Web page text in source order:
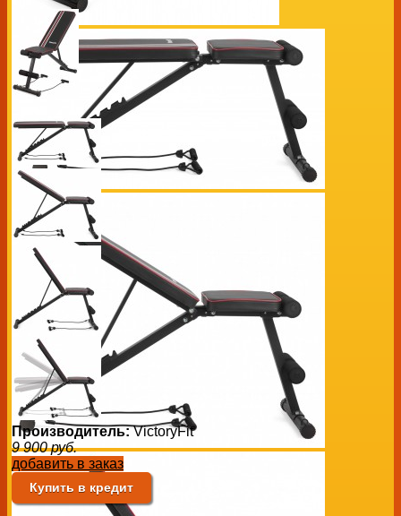
Производитель:VictoryFit
9 900 руб.
добавить в заказ
Купить в кредит